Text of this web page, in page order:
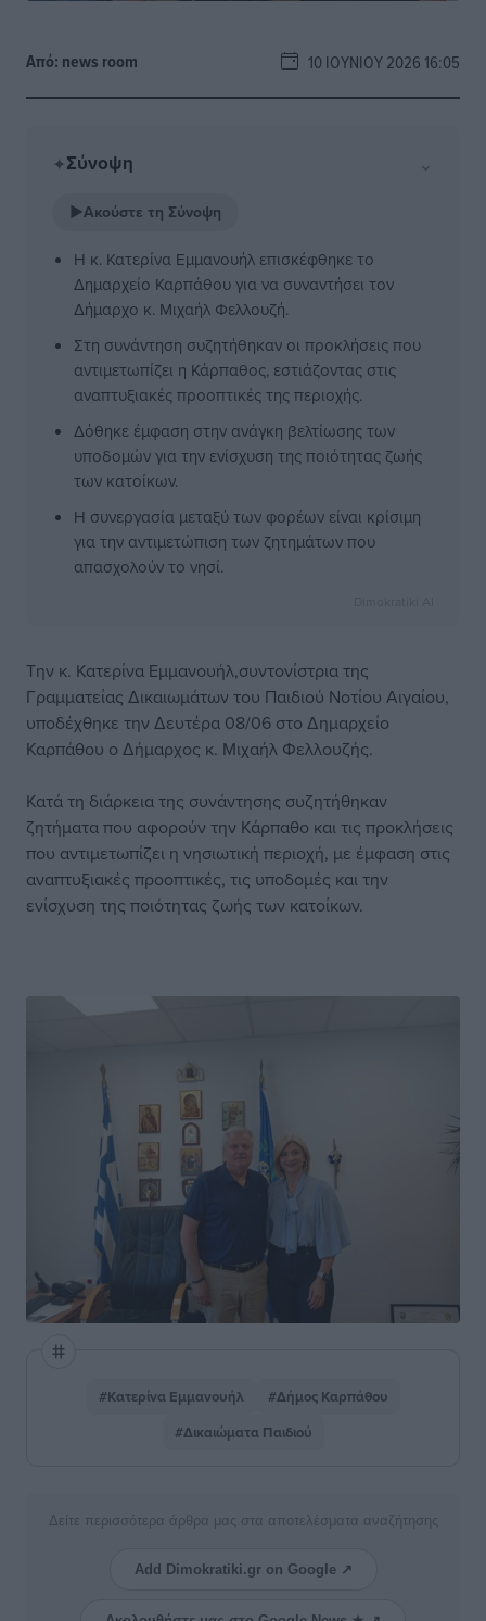
Από: news room 10 ΙΟΥΝΊΟΥ 2026 16:05
✦Σύνοψη ⌄
▶Ακούστε τη Σύνοψη
Η κ. Κατερίνα Εμμανουήλ επισκέφθηκε το
Δημαρχείο Καρπάθου για να συναντήσει τον
Δήμαρχο κ. Μιχαήλ Φελλουζή.
Στη συνάντηση συζητήθηκαν οι προκλήσεις που
αντιμετωπίζει η Κάρπαθος, εστιάζοντας στις
αναπτυξιακές προοπτικές της περιοχής.
Δόθηκε έμφαση στην ανάγκη βελτίωσης των
υποδομών για την ενίσχυση της ποιότητας ζωής
των κατοίκων.
Η συνεργασία μεταξύ των φορέων είναι κρίσιμη
για την αντιμετώπιση των ζητημάτων που
απασχολούν το νησί.
Την κ. Κατερίνα Εμμανουήλ,συντονίστρια της
Γραμματείας Δικαιωμάτων του Παιδιού Νοτίου Αιγαίου,
υποδέχθηκε την Δευτέρα 08/06 στο Δημαρχείο
Καρπάθου ο Δήμαρχος κ. Μιχαήλ Φελλουζής.
Κατά τη διάρκεια της συνάντησης συζητήθηκαν
ζητήματα που αφορούν την Κάρπαθο και τις προκλήσεις
που αντιμετωπίζει η νησιωτική περιοχή, με έμφαση στις
αναπτυξιακές προοπτικές, τις υποδομές και την
ενίσχυση της ποιότητας ζωής των κατοίκων.
#Κατερίνα Εμμανουήλ
#Δήμος Καρπάθου
#Δικαιώματα Παιδιού
Δείτε περισσότερα άρθρα μας στα αποτελέσματα αναζήτησης
Add Dimokratiki.gr on Google ↗